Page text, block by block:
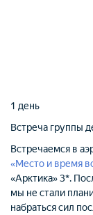
1 день
Встреча группы
Встречаемся в
«Место и время
«Арктика» 3*.
мы не стали
набраться сил